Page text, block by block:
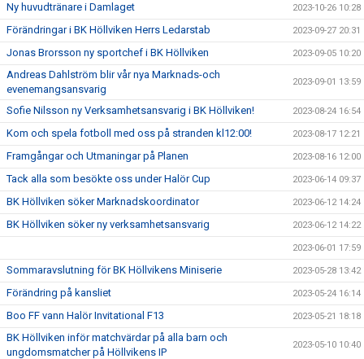
Ny huvudtränare i Damlaget 2023-10-26 10:28
Förändringar i BK Höllviken Herrs Ledarstab 2023-09-27 20:31
Jonas Brorsson ny sportchef i BK Höllviken 2023-09-05 10:20
Andreas Dahlström blir vår nya Marknads-och
evenemangsansvarig
2023-09-01 13:59
Sofie Nilsson ny Verksamhetsansvarig i BK Höllviken! 2023-08-24 16:54
Kom och spela fotboll med oss på stranden kl12:00! 2023-08-17 12:21
Framgångar och Utmaningar på Planen 2023-08-16 12:00
Tack alla som besökte oss under Halör Cup 2023-06-14 09:37
BK Höllviken söker Marknadskoordinator 2023-06-12 14:24
BK Höllviken söker ny verksamhetsansvarig 2023-06-12 14:22
2023-06-01 17:59
Sommaravslutning för BK Höllvikens Miniserie 2023-05-28 13:42
Förändring på kansliet 2023-05-24 16:14
Boo FF vann Halör Invitational F13 2023-05-21 18:18
BK Höllviken inför matchvärdar på alla barn och
ungdomsmatcher på Höllvikens IP
2023-05-10 10:40